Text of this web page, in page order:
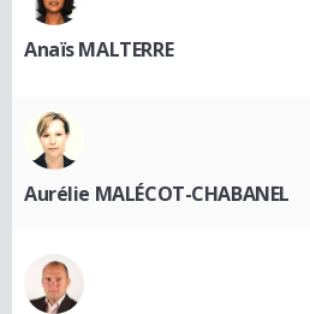
Anaïs MALTERRE
Aurélie MALÉCOT-CHABANEL